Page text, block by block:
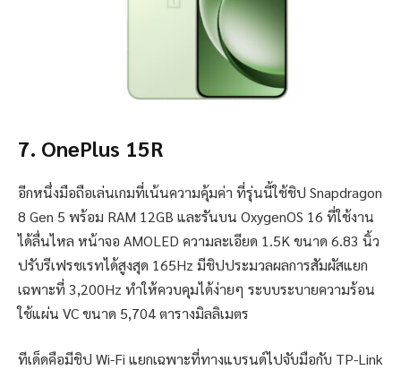
7. OnePlus 15R
อีกหนึ่งมือถือเล่นเกมที่เน้นความคุ้มค่า ที่รุ่นนี้ใช้ชิป Snapdragon
8 Gen 5 พร้อม RAM 12GB และรันบน OxygenOS 16 ที่ใช้งาน
ได้ลื่นไหล หน้าจอ AMOLED ความละเอียด 1.5K ขนาด 6.83 นิ้ว
ปรับรีเฟรชเรทได้สูงสุด 165Hz มีชิปประมวลผลการสัมผัสแยก
เฉพาะที่ 3,200Hz ทำให้ควบคุมได้ง่ายๆ ระบบระบายความร้อน
ใช้แผ่น VC ขนาด 5,704 ตารางมิลลิเมตร
ทีเด็ดคือมีชิป Wi-Fi แยกเฉพาะที่ทางแบรนด์ไปจับมือกับ TP-Link